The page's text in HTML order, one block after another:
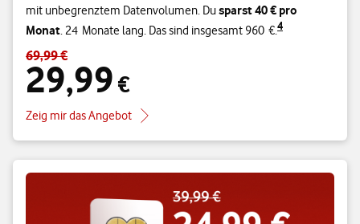
mit unbegrenztem Datenvolumen. Dusparst 40 € pro
Monat. 24 Monate lang. Das sind insgesamt 960 €.4
Standardpreis 69,99 € – Angebotspreis 29,99 €
69,99 €
29,99 €
Zeig mir das Angebot